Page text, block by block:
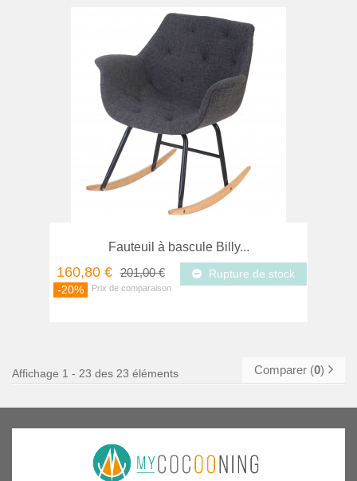
Fauteuil à bascule Billy...
160,80 € 201,00 €
-20%
Rupture de stock
Comparer (0)
Affichage 1 - 23 des 23 éléments